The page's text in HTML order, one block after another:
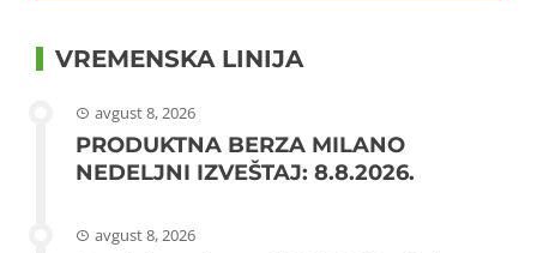
VREMENSKA LINIJA
avgust 8, 2026
PRODUKTNA BERZA MILANO
NEDELJNI IZVEŠTAJ: 8.8.2026.
avgust 8, 2026